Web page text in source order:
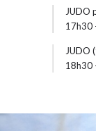
JUDO
17h30
JUDO
18h30